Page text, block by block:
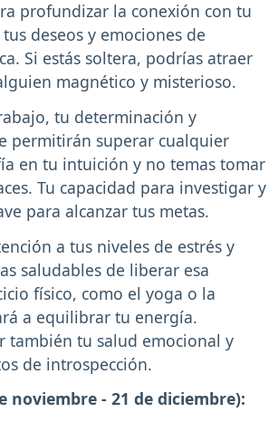
profundizar la conexión con tu
deseos y emociones de
Si estás soltera, podrías atraer
magnético y misterioso.
tu determinación y
permitirán superar cualquier
en tu intuición y no temas tomar
Tu capacidad para investigar y
para alcanzar tus metas.
a tus niveles de estrés y
saludables de liberar esa
físico, como el yoga o la
a equilibrar tu energía.
también tu salud emocional y
de introspección.
noviembre - 21 de diciembre):